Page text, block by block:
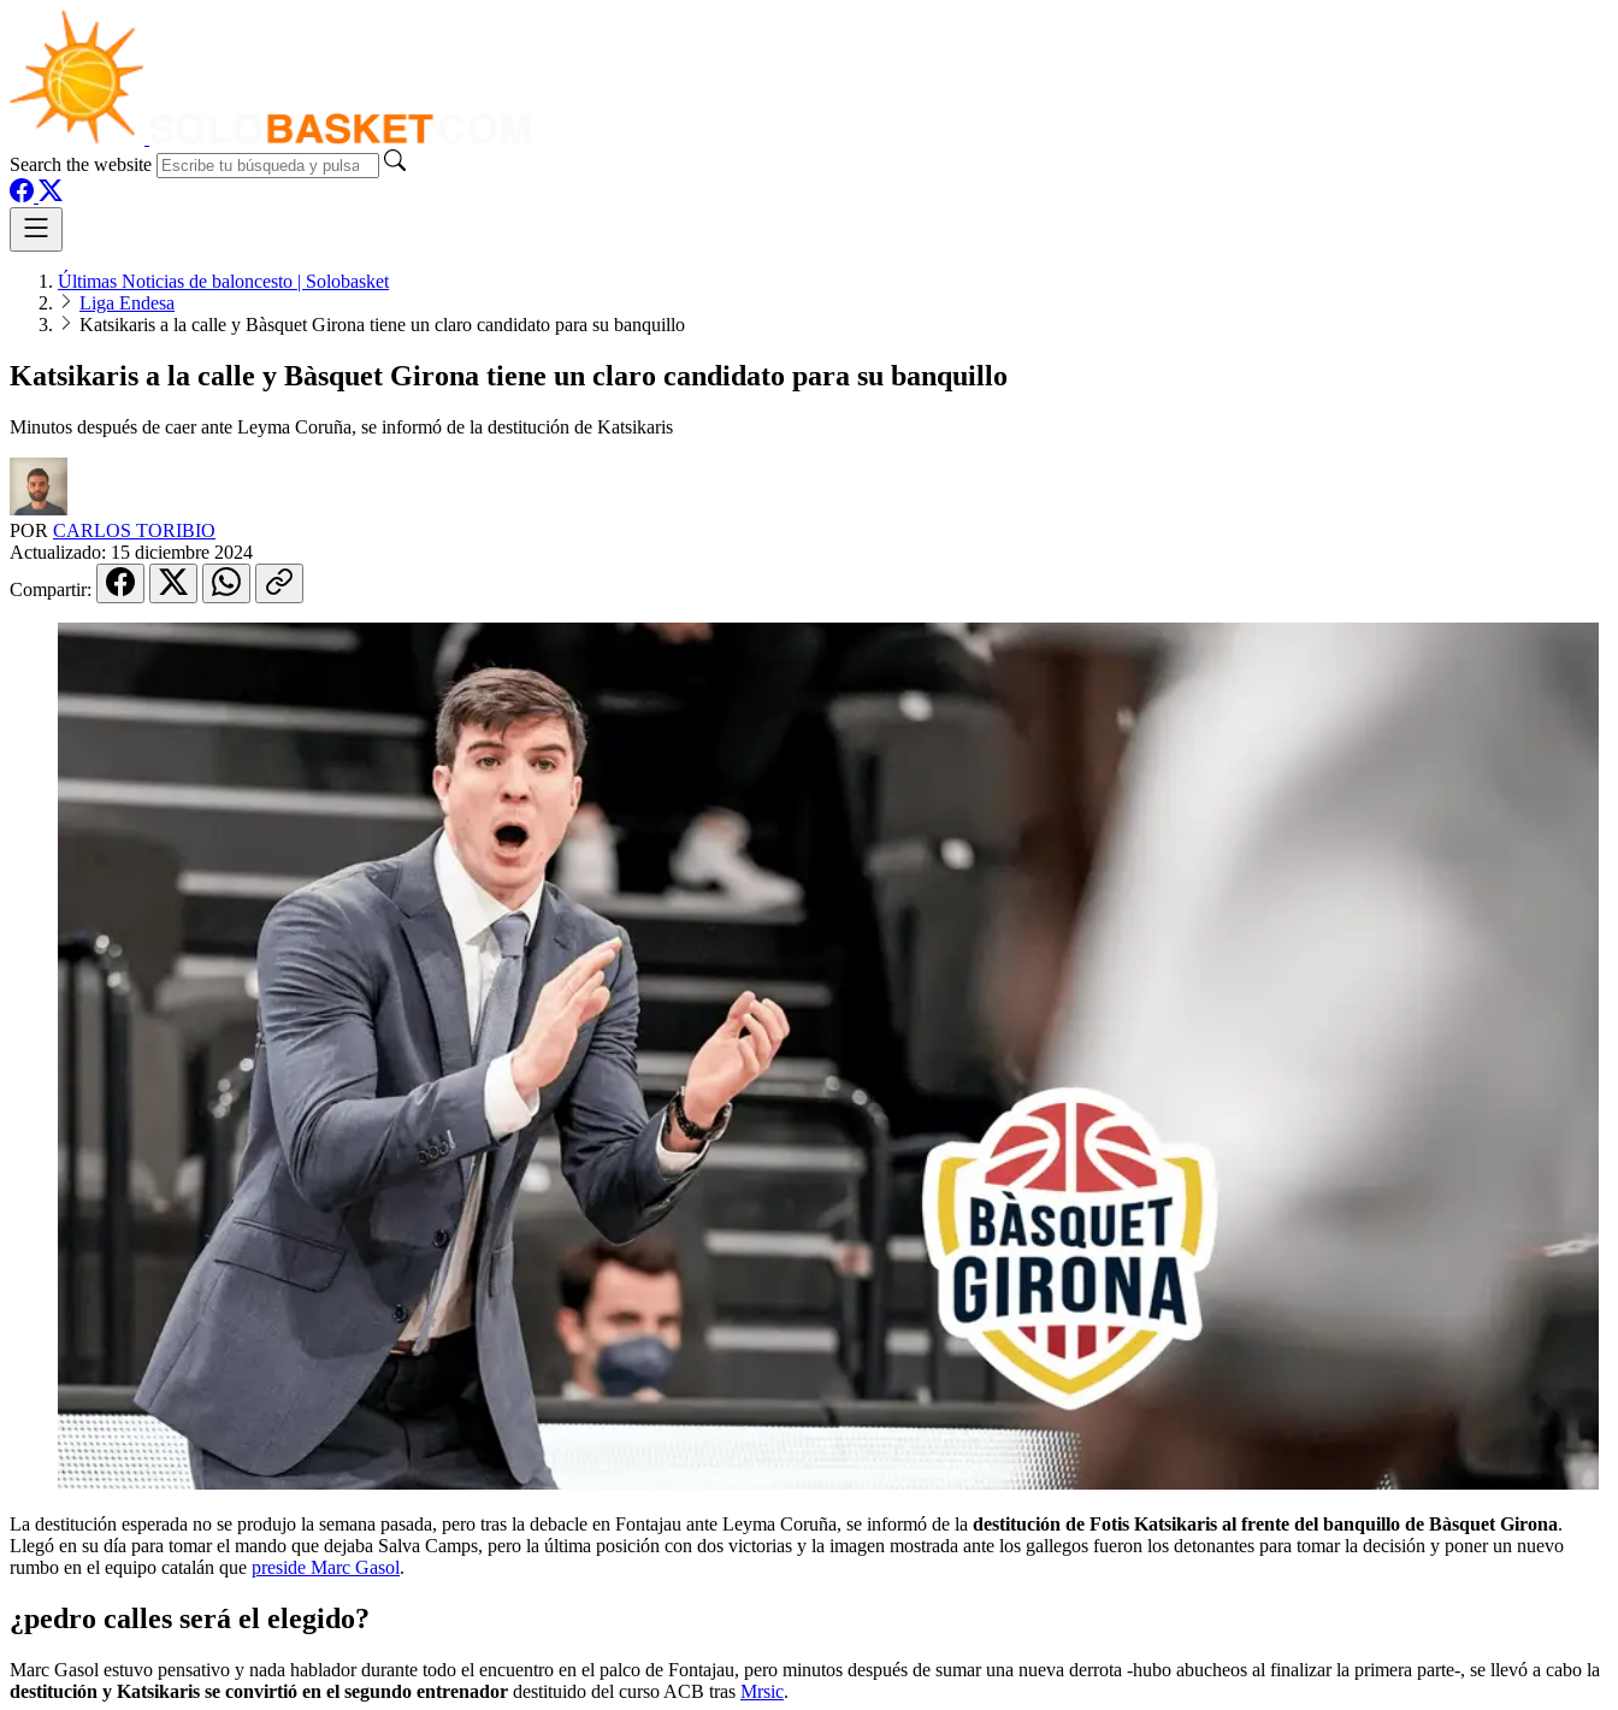
Search the website
Últimas Noticias de baloncesto | Solobasket
Liga Endesa
Katsikaris a la calle y Bàsquet Girona tiene un claro candidato para su banquillo
Katsikaris a la calle y Bàsquet Girona tiene un claro candidato para su banquillo
Minutos después de caer ante Leyma Coruña, se informó de la destitución de Katsikaris
POR CARLOS TORIBIO
Actualizado: 15 diciembre 2024
Compartir:
La destitución esperada no se produjo la semana pasada, pero tras la debacle en Fontajau ante Leyma Coruña, se informó de la destitución de Fotis Katsikaris al frente del banquillo de Bàsquet Girona.
Llegó en su día para tomar el mando que dejaba Salva Camps, pero la última posición con dos victorias y la imagen mostrada ante los gallegos fueron los detonantes para tomar la decisión y poner un nuevo
rumbo en el equipo catalán que preside Marc Gasol.
¿pedro calles será el elegido?
Marc Gasol estuvo pensativo y nada hablador durante todo el encuentro en el palco de Fontajau, pero minutos después de sumar una nueva derrota -hubo abucheos al finalizar la primera parte-, se llevó a cabo la
destitución y Katsikaris se convirtió en el segundo entrenador destituido del curso ACB tras Mrsic.